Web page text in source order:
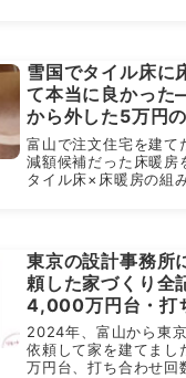
雪国でタイル床に
て本当に良かっ
から外した5万円
富山で注文住宅を建て
減額候補だった床暖房
タイル床×床暖房の組
東京の設計事務所
頼した家づくり全
4,000万円台・打
悔ポイント全公開
2024年、富山から東
依頼して家を建てま
万円台、打ち合わせ回